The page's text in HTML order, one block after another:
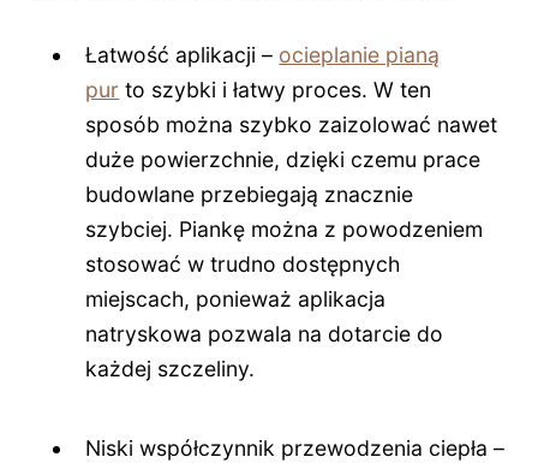
Łatwość aplikacji – ocieplanie pianą
pur to szybki i łatwy proces. W ten
sposób można szybko zaizolować nawet
duże powierzchnie, dzięki czemu prace
budowlane przebiegają znacznie
szybciej. Piankę można z powodzeniem
stosować w trudno dostępnych
miejscach, ponieważ aplikacja
natryskowa pozwala na dotarcie do
każdej szczeliny.
Niski współczynnik przewodzenia ciepła –